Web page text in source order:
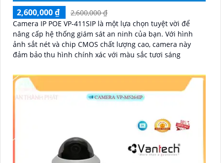
2,600,000 ₫
2,600,000 ₫
Camera IP POE VP-411SIP là một lựa chọn tuyệt vời để
nâng cấp hệ thống giám sát an ninh của bạn. Với hình
ảnh sắt nét và chip CMOS chất lượng cao, camera này
đảm bảo thu hình chính xác với màu sắc tươi sáng